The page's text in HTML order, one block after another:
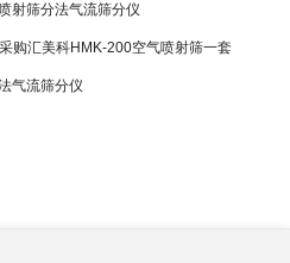
射筛分法气流筛分仪
购汇美科HMK-200空气喷射筛一套
气流筛分仪